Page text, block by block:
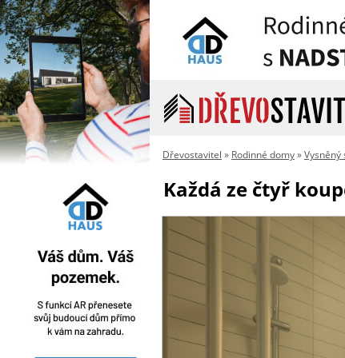
Dřevostavitel » Rodinné domy»Vysněný
Každá ze čtyř